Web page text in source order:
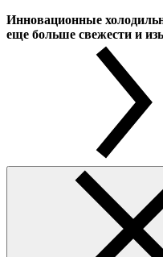
Инновационные
еще больше свежести и